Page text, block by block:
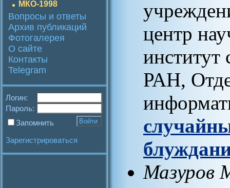
МКО-1998
Вопросы и ответы
Архив публикаций
Фотогалерея
О сайте
Контакты
Telegram
Логин:
Пароль:
Запомнить
Зарегистрироваться
центр
институт
РАН,
Мазуров